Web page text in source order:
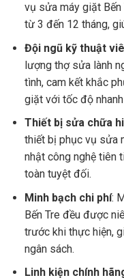
vụ sửa máy giặt
từ 3 đến 12 tháng,
Đội ngũ kỹ thuật
lượng thợ sửa lành
tình, cam kết khắc
giặt với tốc độ
Thiết bị sửa chữa
thiết bị phục vụ sửa
nhật công nghệ tiên
toàn tuyệt đối.
Minh bạch chi phí:
Bến Tre đều được
trước khi thực hiện,
ngân sách.
Linh kiện chính